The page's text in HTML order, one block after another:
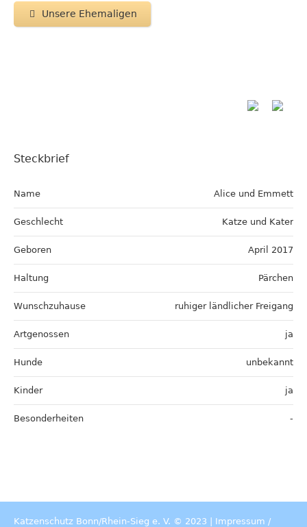
Unsere Ehemaligen
Steckbrief
Name Alice und Emmett
Geschlecht Katze und Kater
Geboren April 2017
Haltung Pärchen
Wunschzuhause ruhiger ländlicher Freigang
Artgenossen ja
Hunde unbekannt
Kinder ja
Besonderheiten -
Katzenschutz Bonn/Rhein-Sieg e. V. © 2023 | Impressum /